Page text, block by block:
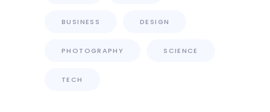
BUSINESS DESIGN
PHOTOGRAPHY SCIENCE
TECH